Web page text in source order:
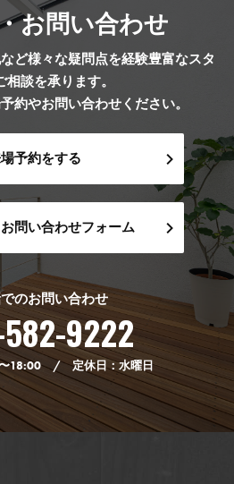
お問い合わせ
ど様々な疑問点を経験豊富なスタ
相談を承ります。
約やお問い合わせください。
予約をする
問い合わせフォーム
のお問い合わせ
9222
〜18:00 / 定休日：水曜日